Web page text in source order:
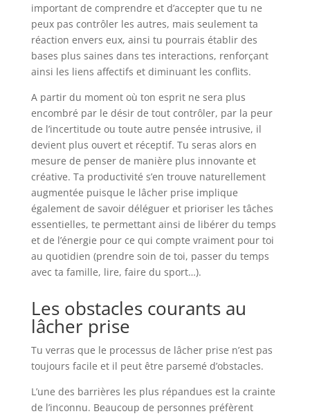
important de comprendre et d’accepter que tu ne
peux pas contrôler les autres, mais seulement ta
réaction envers eux, ainsi tu pourrais établir des
bases plus saines dans tes interactions, renforçant
ainsi les liens affectifs et diminuant les conflits.
A partir du moment où ton esprit ne sera plus
encombré par le désir de tout contrôler, par la peur
de l’incertitude ou toute autre pensée intrusive, il
devient plus ouvert et réceptif. Tu seras alors en
mesure de penser de manière plus innovante et
créative. Ta productivité s’en trouve naturellement
augmentée puisque le lâcher prise implique
également de savoir déléguer et prioriser les tâches
essentielles, te permettant ainsi de libérer du temps
et de l’énergie pour ce qui compte vraiment pour toi
au quotidien (prendre soin de toi, passer du temps
avec ta famille, lire, faire du sport…).
Les obstacles courants au
lâcher prise
Tu verras que le processus de lâcher prise n’est pas
toujours facile et il peut être parsemé d’obstacles.
L’une des barrières les plus répandues est la crainte
de l’inconnu. Beaucoup de personnes préfèrent